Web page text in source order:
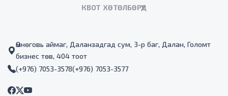
КВОТ ХӨТӨЛБӨРҮҮД
Өмнөговь аймаг, Даланзадгад сум, 3-р баг, Далан, Голомт
бизнес төв, 404 тоот
(+976) 7053-3578(+976) 7053-3577